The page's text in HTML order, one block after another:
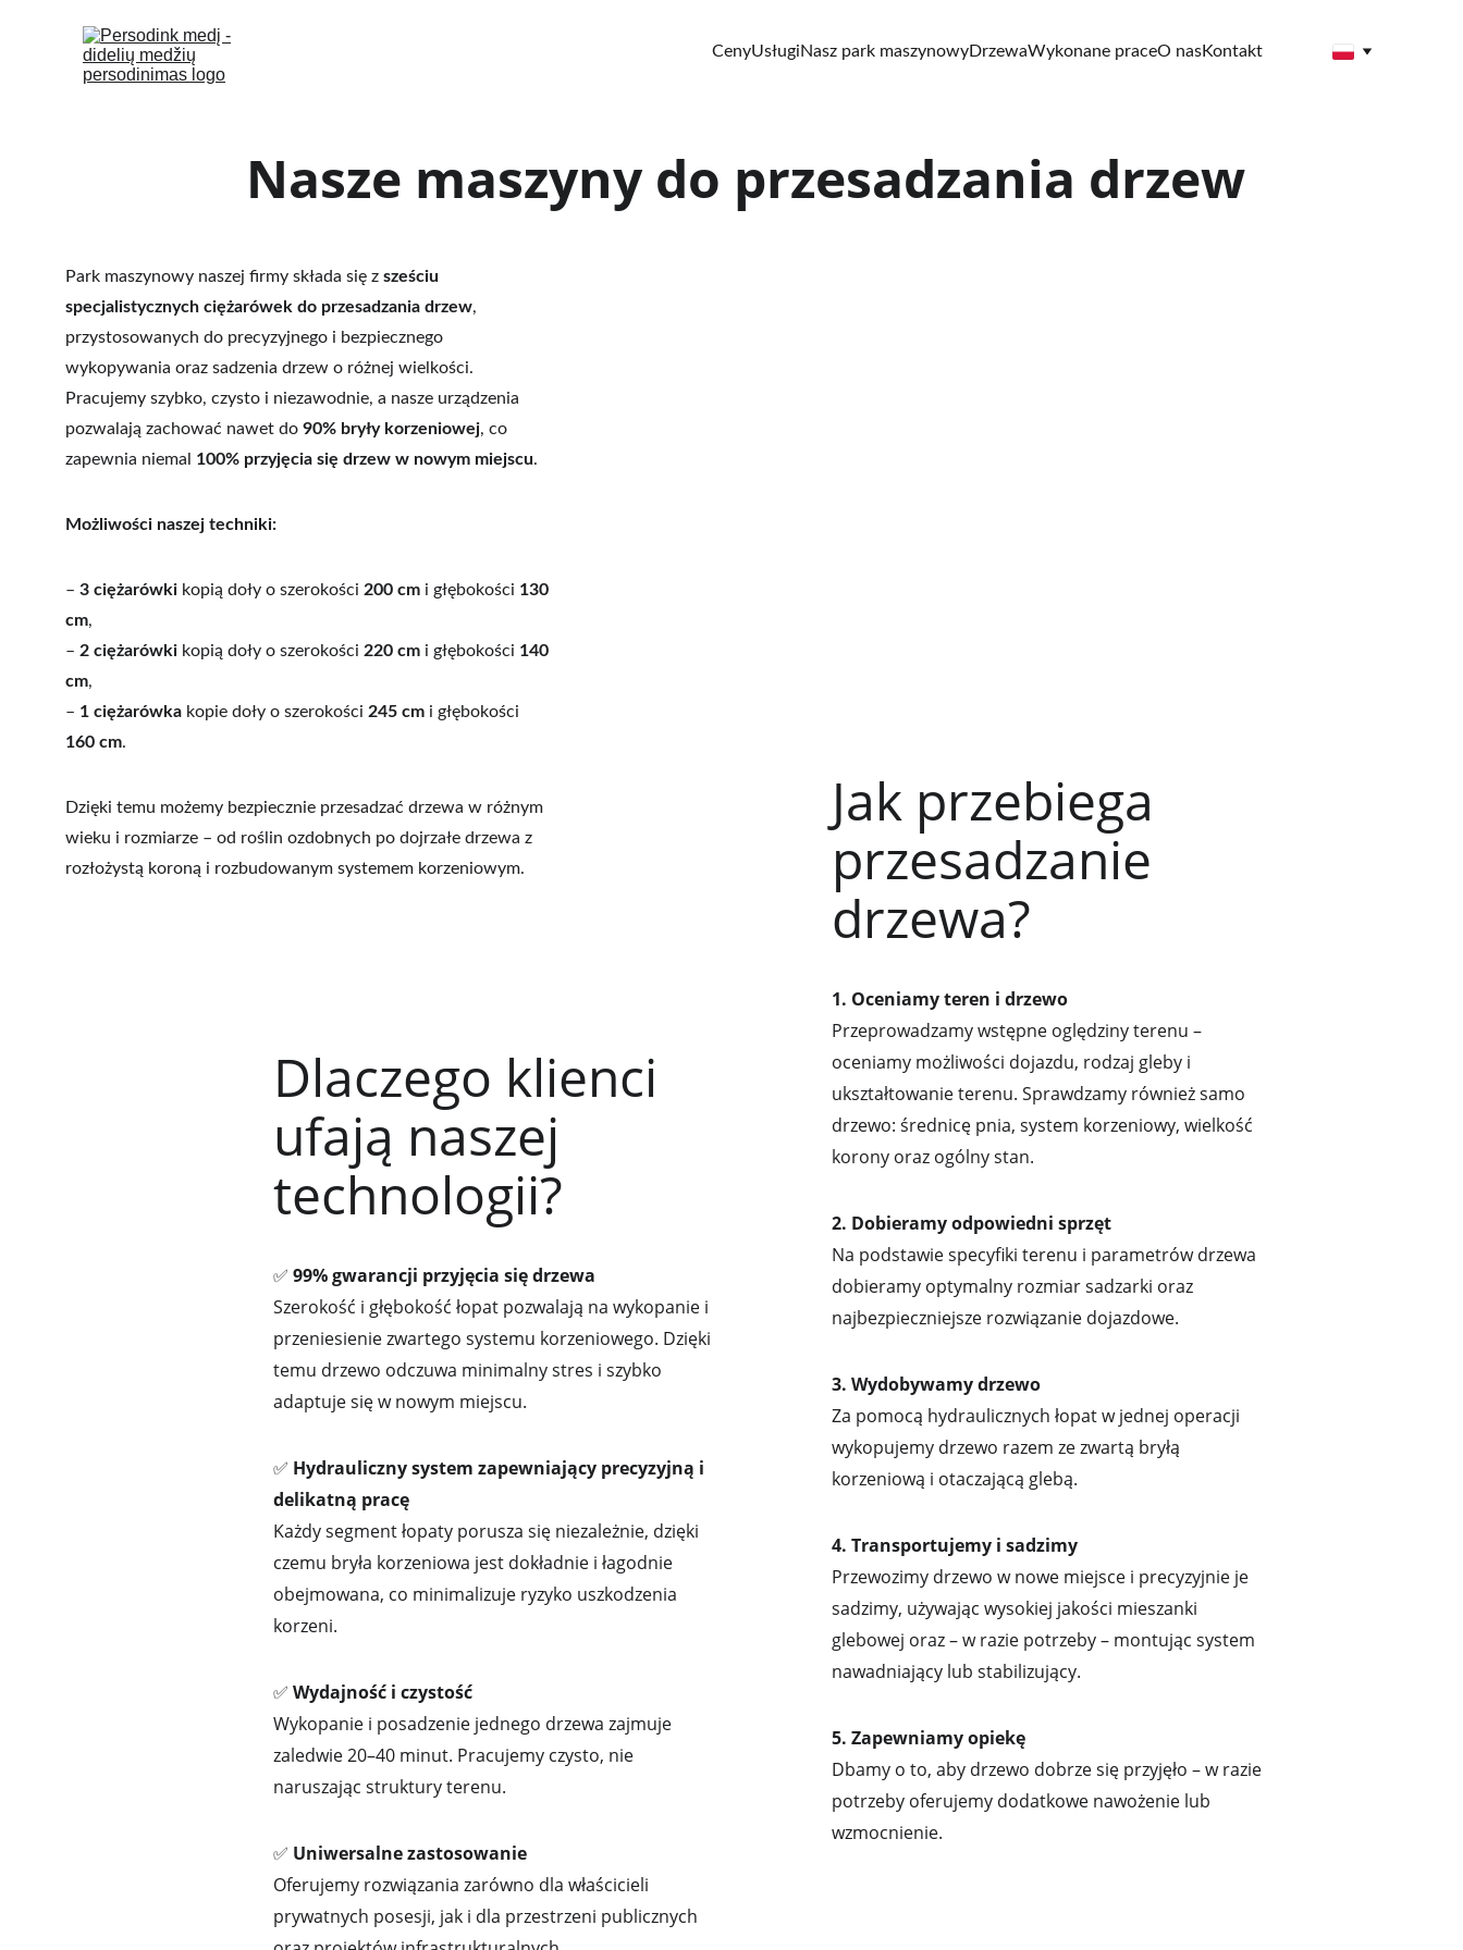
CenyUsługiNasz park maszynowyDrzewaWykonane praceO nasKontakt
Park maszynowy naszej firmy składa się z sześciu
specjalistycznych ciężarówek do przesadzania drzew,
przystosowanych do precyzyjnego i bezpiecznego
wykopywania oraz sadzenia drzew o różnej wielkości.
Pracujemy szybko, czysto i niezawodnie, a nasze urządzenia
pozwalają zachować nawet do 90% bryły korzeniowej, co
zapewnia niemal 100% przyjęcia się drzew w nowym miejscu.
Możliwości naszej techniki:
– 3 ciężarówki kopią doły o szerokości 200 cm i głębokości 130
cm,
– 2 ciężarówki kopią doły o szerokości 220 cm i głębokości 140
cm,
– 1 ciężarówka kopie doły o szerokości 245 cm i głębokości
160 cm.
Dzięki temu możemy bezpiecznie przesadzać drzewa w różnym
wieku i rozmiarze – od roślin ozdobnych po dojrzałe drzewa z
rozłożystą koroną i rozbudowanym systemem korzeniowym.
Nasze maszyny do przesadzania drzew
Jak przebiega
przesadzanie
drzewa?
1. Oceniamy teren i drzewo
Przeprowadzamy wstępne oględziny terenu –
oceniamy możliwości dojazdu, rodzaj gleby i
ukształtowanie terenu. Sprawdzamy również samo
drzewo: średnicę pnia, system korzeniowy, wielkość
korony oraz ogólny stan.
2. Dobieramy odpowiedni sprzęt
Na podstawie specyfiki terenu i parametrów drzewa
dobieramy optymalny rozmiar sadzarki oraz
najbezpieczniejsze rozwiązanie dojazdowe.
3. Wydobywamy drzewo
Za pomocą hydraulicznych łopat w jednej operacji
wykopujemy drzewo razem ze zwartą bryłą
korzeniową i otaczającą glebą.
4. Transportujemy i sadzimy
Przewozimy drzewo w nowe miejsce i precyzyjnie je
sadzimy, używając wysokiej jakości mieszanki
glebowej oraz – w razie potrzeby – montując system
nawadniający lub stabilizujący.
5. Zapewniamy opiekę
Dbamy o to, aby drzewo dobrze się przyjęło – w razie
potrzeby oferujemy dodatkowe nawożenie lub
wzmocnienie.
Dlaczego klienci
ufają naszej
technologii?
✅ 99% gwarancji przyjęcia się drzewa
Szerokość i głębokość łopat pozwalają na wykopanie i
przeniesienie zwartego systemu korzeniowego. Dzięki
temu drzewo odczuwa minimalny stres i szybko
adaptuje się w nowym miejscu.
✅ Hydrauliczny system zapewniający precyzyjną i
delikatną pracę
Każdy segment łopaty porusza się niezależnie, dzięki
czemu bryła korzeniowa jest dokładnie i łagodnie
obejmowana, co minimalizuje ryzyko uszkodzenia
korzeni.
✅ Wydajność i czystość
Wykopanie i posadzenie jednego drzewa zajmuje
zaledwie 20–40 minut. Pracujemy czysto, nie
naruszając struktury terenu.
✅ Uniwersalne zastosowanie
Oferujemy rozwiązania zarówno dla właścicieli
prywatnych posesji, jak i dla przestrzeni publicznych